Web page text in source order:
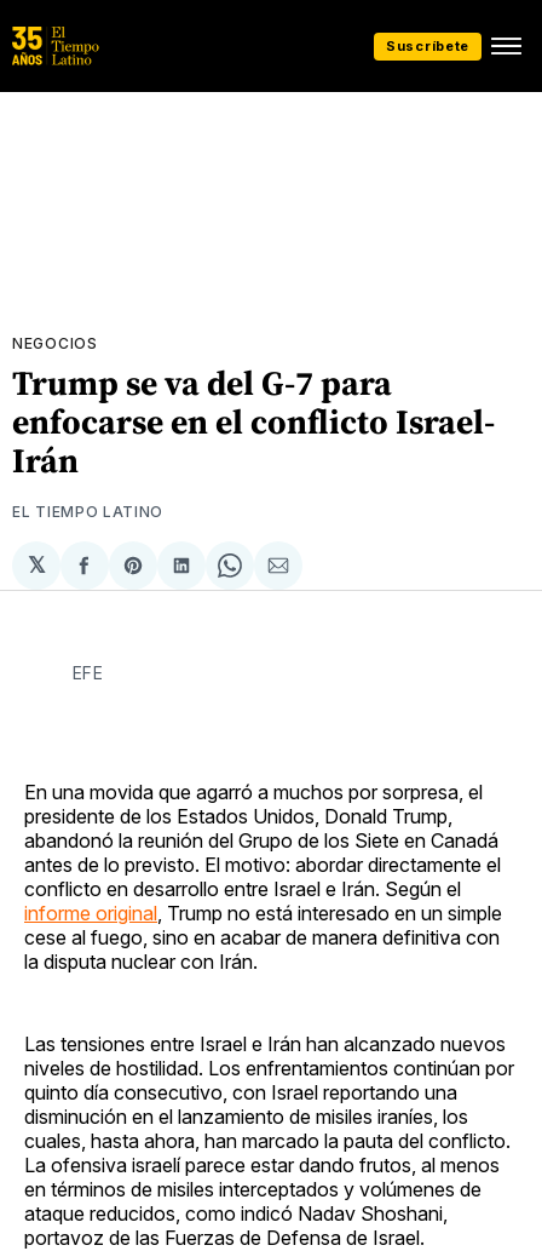
Suscríbete
NEGOCIOS
Trump se va del G-7 para
enfocarse en el conflicto Israel-
Irán
EL TIEMPO LATINO
𝕏
Compartir
en
Share
on
Compartir
en
Share
on
Compartir
via
EFE
En una movida que agarró a muchos por sorpresa, el
presidente de los Estados Unidos, Donald Trump,
abandonó la reunión del Grupo de los Siete en Canadá
antes de lo previsto. El motivo: abordar directamente el
conflicto en desarrollo entre Israel e Irán. Según el
informe original , Trump no está interesado en un simple
cese al fuego, sino en acabar de manera definitiva con
la disputa nuclear con Irán.
Las tensiones entre Israel e Irán han alcanzado nuevos
niveles de hostilidad. Los enfrentamientos continúan por
quinto día consecutivo, con Israel reportando una
disminución en el lanzamiento de misiles iraníes, los
cuales, hasta ahora, han marcado la pauta del conflicto.
La ofensiva israelí parece estar dando frutos, al menos
en términos de misiles interceptados y volúmenes de
ataque reducidos, como indicó Nadav Shoshani,
portavoz de las Fuerzas de Defensa de Israel.